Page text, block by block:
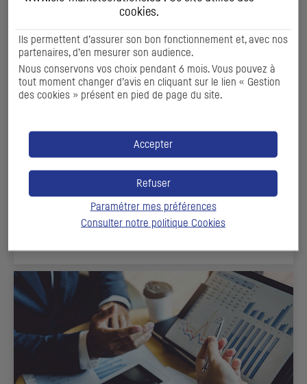
MARCHÉ
d’instruments au service de la Gestion Collective ou de la
Gestion sous Mandat
cookies
Ils permettent d’assurer son bon fonctionnement et, avec nos
partenaires, d’en mesurer son audience.
Nous conservons vos choix pendant 6 mois. Vous pouvez à
tout moment changer d’avis en cliquant sur le lien « Gestion
des cookies » présent en pied de page du site.
Accepter
Refuser
Paramétrer mes préférences
Consulter notre politique Cookies